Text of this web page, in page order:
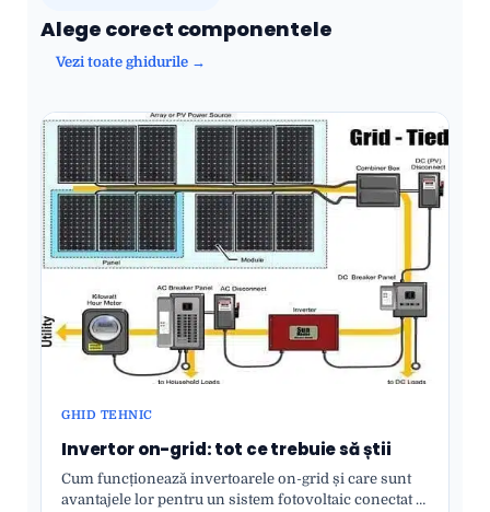
Alege corect componentele
Vezi toate ghidurile →
GHID TEHNIC
Invertor on-grid: tot ce trebuie să știi
Cum funcționează invertoarele on-grid și care sunt
avantajele lor pentru un sistem fotovoltaic conectat la